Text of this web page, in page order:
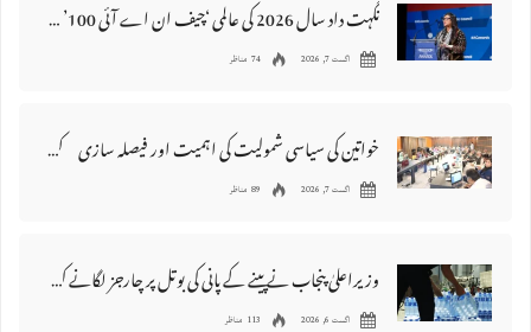
نگہت داد سال 2026 کی عالمی ‘چیف ان اے آئی 100’ فہرست میں شامل
اگست 7, 2026 74 مناظر
خواتین کی سیاسی شمولیت کی اہمیت اور فیصلہ سازی کے عمل میں فعال کردار
اگست 7, 2026 89 مناظر
وزیراعلیٰ پنجاب نے پینے کے پانی کی بوتل پر چارجز لگانے کی تجویز مستر دکر دی
اگست 6, 2026 113 مناظر